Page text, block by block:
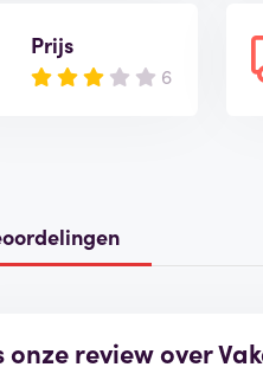
Prijs
6
onze review over